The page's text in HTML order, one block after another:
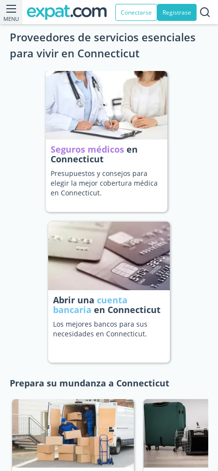
MENU
Conectarse Registrase
Proveedores de servicios esenciales
para vivir en Connecticut
Seguros médicos en
Connecticut
Presupuestos y consejos para
elegir la mejor cobertura médica
en Connecticut.
Abrir una cuenta
bancaria en Connecticut
Los mejores bancos para sus
necesidades en Connecticut.
Prepara su mundanza a Connecticut